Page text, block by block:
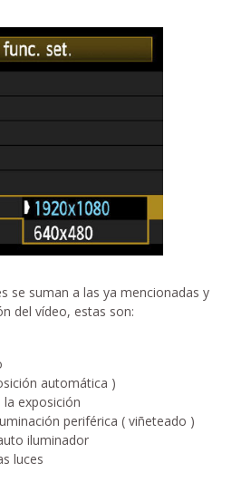
se suman a las ya mencionadas y
del vídeo, estas son:
automática )
exposición
periférica ( viñeteado )
iluminador
luces